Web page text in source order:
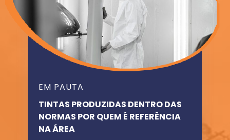
EM PAUTA
TINTAS PRODUZIDAS DENTRO DAS
NORMAS POR QUEM É REFERÊNCIA
NA ÁREA